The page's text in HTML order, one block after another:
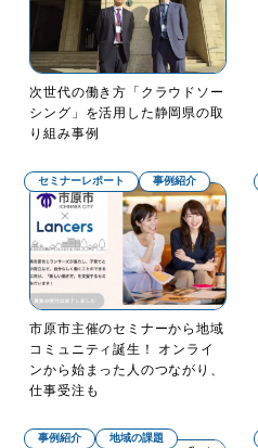
次世代の働き方「クラウドソー
シング」を活用した静岡県の取
り組み事例
セミナーレポート 事例紹介
市原市主催のセミナーから地域
コミュニティ誕生！ オンライ
ンから始まった人のつながり、
仕事受注も
事例紹介 地域の課題